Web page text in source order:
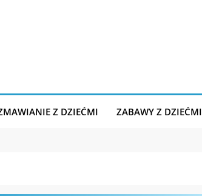
Z DZIEĆMI ZABAWY Z DZIEĆMI